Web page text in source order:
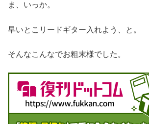
ま、いっか。
早いとこリードギター入れよう、と。
そんなこんなでお粗末様でした。